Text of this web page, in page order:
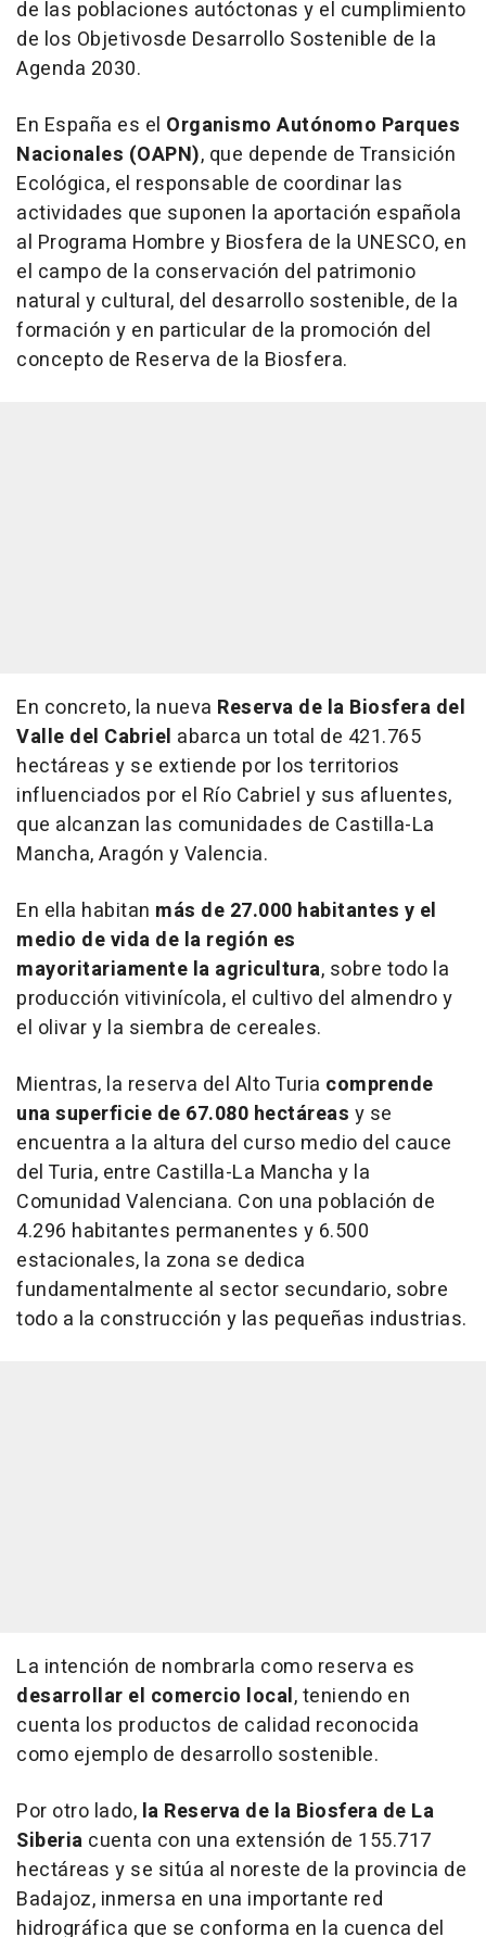
de las poblaciones autóctonas y el cumplimiento
de los Objetivosde Desarrollo Sostenible de la
Agenda 2030.
En España es el Organismo Autónomo Parques
Nacionales (OAPN), que depende de Transición
Ecológica, el responsable de coordinar las
actividades que suponen la aportación española
al Programa Hombre y Biosfera de la UNESCO, en
el campo de la conservación del patrimonio
natural y cultural, del desarrollo sostenible, de la
formación y en particular de la promoción del
concepto de Reserva de la Biosfera.
En concreto, la nueva Reserva de la Biosfera del
Valle del Cabriel abarca un total de 421.765
hectáreas y se extiende por los territorios
influenciados por el Río Cabriel y sus afluentes,
que alcanzan las comunidades de Castilla-La
Mancha, Aragón y Valencia.
En ella habitan más de 27.000 habitantes y el
medio de vida de la región es
mayoritariamente la agricultura, sobre todo la
producción vitivinícola, el cultivo del almendro y
el olivar y la siembra de cereales.
Mientras, la reserva del Alto Turia comprende
una superficie de 67.080 hectáreas y se
encuentra a la altura del curso medio del cauce
del Turia, entre Castilla-La Mancha y la
Comunidad Valenciana. Con una población de
4.296 habitantes permanentes y 6.500
estacionales, la zona se dedica
fundamentalmente al sector secundario, sobre
todo a la construcción y las pequeñas industrias.
La intención de nombrarla como reserva es
desarrollar el comercio local, teniendo en
cuenta los productos de calidad reconocida
como ejemplo de desarrollo sostenible.
Por otro lado, la Reserva de la Biosfera de La
Siberia cuenta con una extensión de 155.717
hectáreas y se sitúa al noreste de la provincia de
Badajoz, inmersa en una importante red
hidrográfica que se conforma en la cuenca del